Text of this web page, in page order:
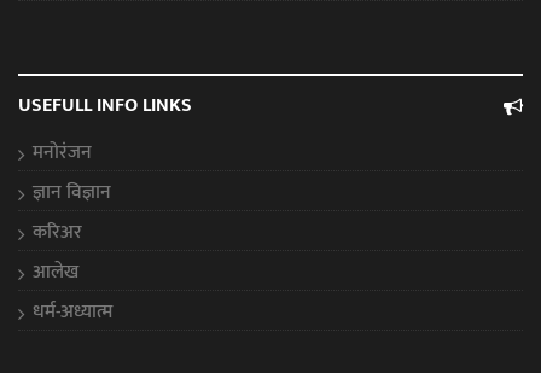
USEFULL INFO LINKS
मनोरंजन
ज्ञान विज्ञान
करिअर
आलेख
धर्म-अध्यात्म